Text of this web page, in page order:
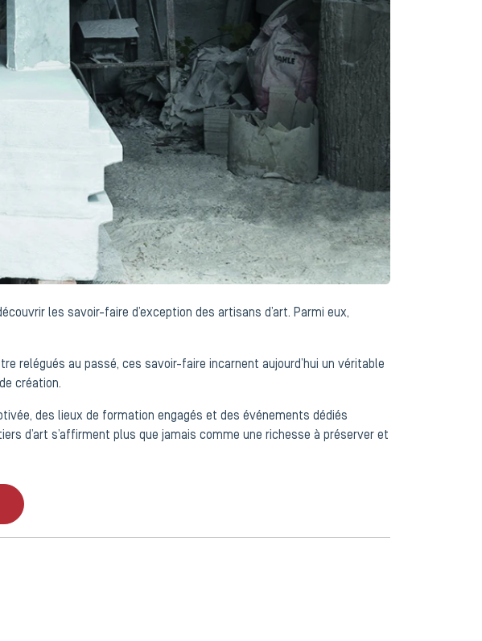
les savoir-faire d’exception des artisans d’art. Parmi eux,
relégués au passé, ces savoir-faire incarnent aujourd’hui un véritable
création.
des lieux de formation engagés et des événements dédiés
d’art s’affirment plus que jamais comme une richesse à préserver et